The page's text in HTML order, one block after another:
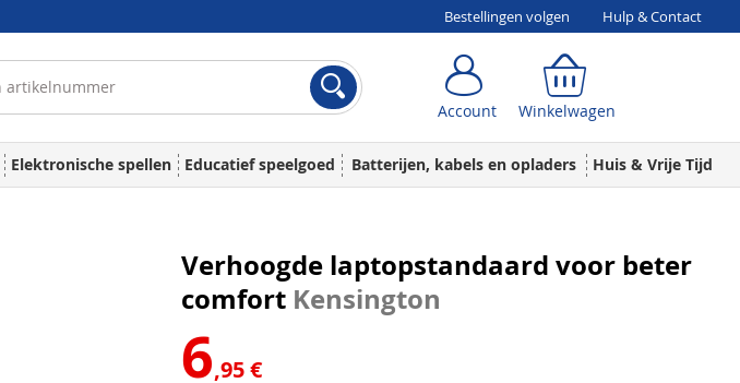
Bestellingen volgen Hulp & Contact
Account Winkelwagen
Elektronische spellen Educatief speelgoed Batterijen, kabels en opladers Huis & Vrije Tijd
Verhoogde laptopstandaard voor beter
comfort Kensington
6,95 €
Account Winkelwagen